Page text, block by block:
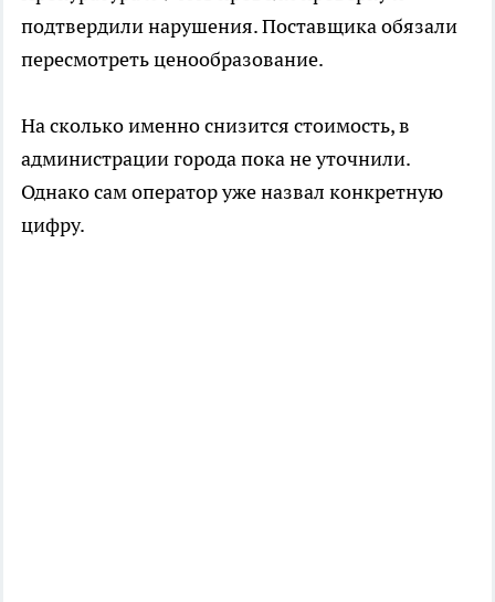
подтвердили нарушения. Поставщика обязали
пересмотреть ценообразование.
На сколько именно снизится стоимость, в
администрации города пока не уточнили.
Однако сам оператор уже назвал конкретную
цифру.